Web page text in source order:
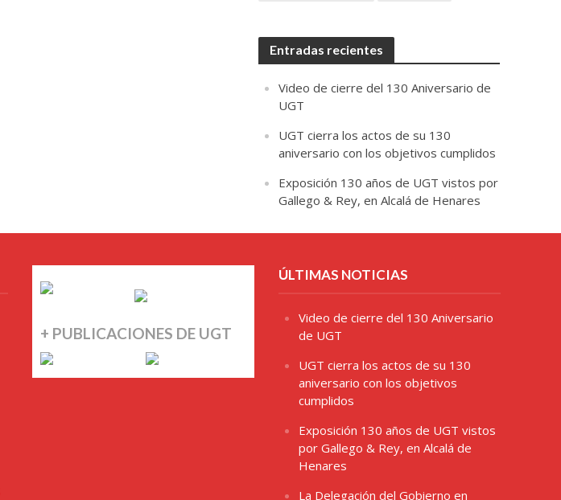
Entradas recientes
Video de cierre del 130 Aniversario de
UGT
UGT cierra los actos de su 130
aniversario con los objetivos cumplidos
Exposición 130 años de UGT vistos por
Gallego & Rey, en Alcalá de Henares
+ PUBLICACIONES DE UGT
ÚLTIMAS NOTICIAS
Video de cierre del 130 Aniversario
de UGT
UGT cierra los actos de su 130
aniversario con los objetivos
cumplidos
Exposición 130 años de UGT vistos
por Gallego & Rey, en Alcalá de
Henares
La Delegación del Gobierno en